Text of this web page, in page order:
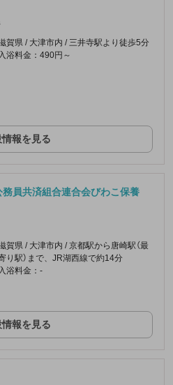
賀県 / 大津市内 / 三井寺駅より徒歩5分
入浴料金：490円～
報を見る
務員共済組合連合会びわこ保養
賀県 / 大津市内 / 京都駅から唐崎駅（最
り駅）まで、JR湖西線で約14分
入浴料金：-
報を見る